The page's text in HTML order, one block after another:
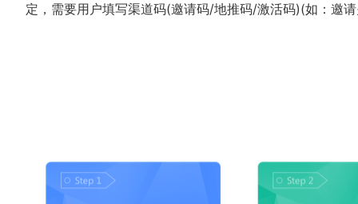
定，需要用户填写渠道码(邀请码/地推码/激活码)(如：邀